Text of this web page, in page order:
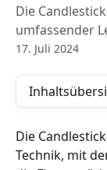
Die
umfassender
17. Juli 2024
Die
Technik, mit